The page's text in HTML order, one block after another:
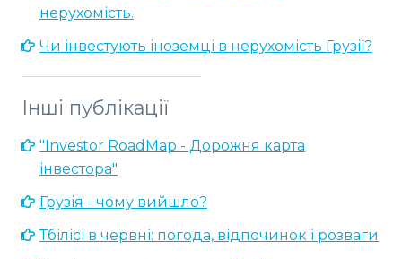
нерухомість.
Чи інвестують іноземці в нерухомість Грузії?
Інші публікації
"Investor RoadMap - Дорожня карта
інвестора"
Грузія - чому вийшло?
Тбілісі в червні: погода, відпочинок і розваги